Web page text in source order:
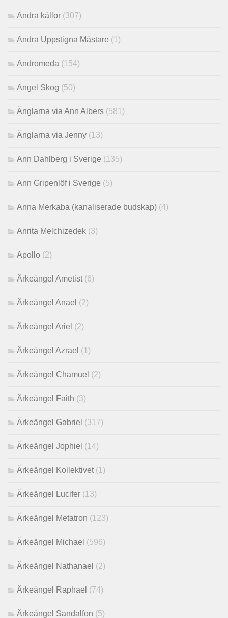
Andra källor (307)
Andra Uppstigna Mästare (1)
Andromeda (154)
Angel Skog (50)
Änglarna via Ann Albers (581)
Änglarna via Jenny (13)
Ann Dahlberg i Sverige (135)
Ann Gripenlöf i Sverige (5)
Anna Merkaba (kanaliserade budskap) (4)
Anrita Melchizedek (3)
Apollo (2)
Ärkeängel Ametist (6)
Ärkeängel Anael (2)
Ärkeängel Ariel (2)
Ärkeängel Azrael (1)
Ärkeängel Chamuel (2)
Ärkeängel Faith (3)
Ärkeängel Gabriel (317)
Ärkeängel Jophiel (14)
Ärkeängel Kollektivet (1)
Ärkeängel Lucifer (13)
Ärkeängel Metatron (123)
Ärkeängel Michael (596)
Ärkeängel Nathanael (2)
Ärkeängel Raphael (74)
Ärkeängel Sandalfon (5)